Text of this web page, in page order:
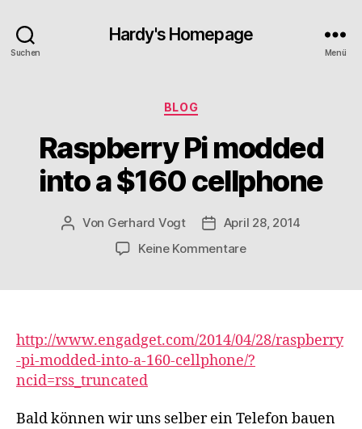
Suchen
Hardy's Homepage
Menü
Kategorien
BLOG
Raspberry Pi modded
into a $160 cellphone
Beitragsautor
Von Gerhard Vogt Veröffentlichungsdatum
April 28, 2014
Keine Kommentarezu
a
$160
cellphone
http://www.engadget.com/2014/04/28/raspberry
-pi-modded-into-a-160-cellphone/?
ncid=rss_truncated
Bald können wir uns selber ein Telefon bauen